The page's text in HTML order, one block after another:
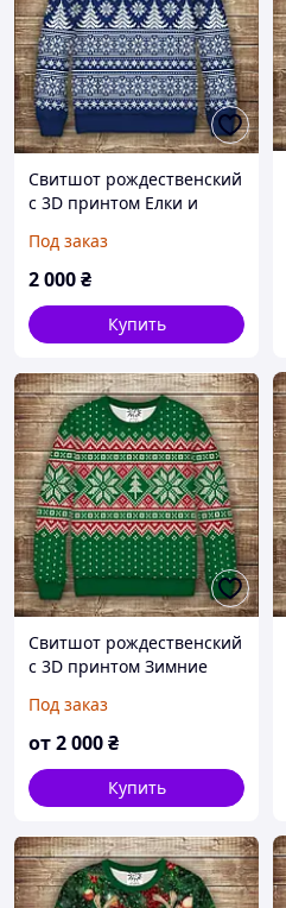
Свитшот рождественский
с 3D принтом Елки и
Взрослые и детские
размеры
Под заказ
2 000₴
Купить
Свитшот рождественский
с 3D принтом Зимние
орнаменты красно-
зеленые Взрослые и
Под заказ
от2 000₴
Купить